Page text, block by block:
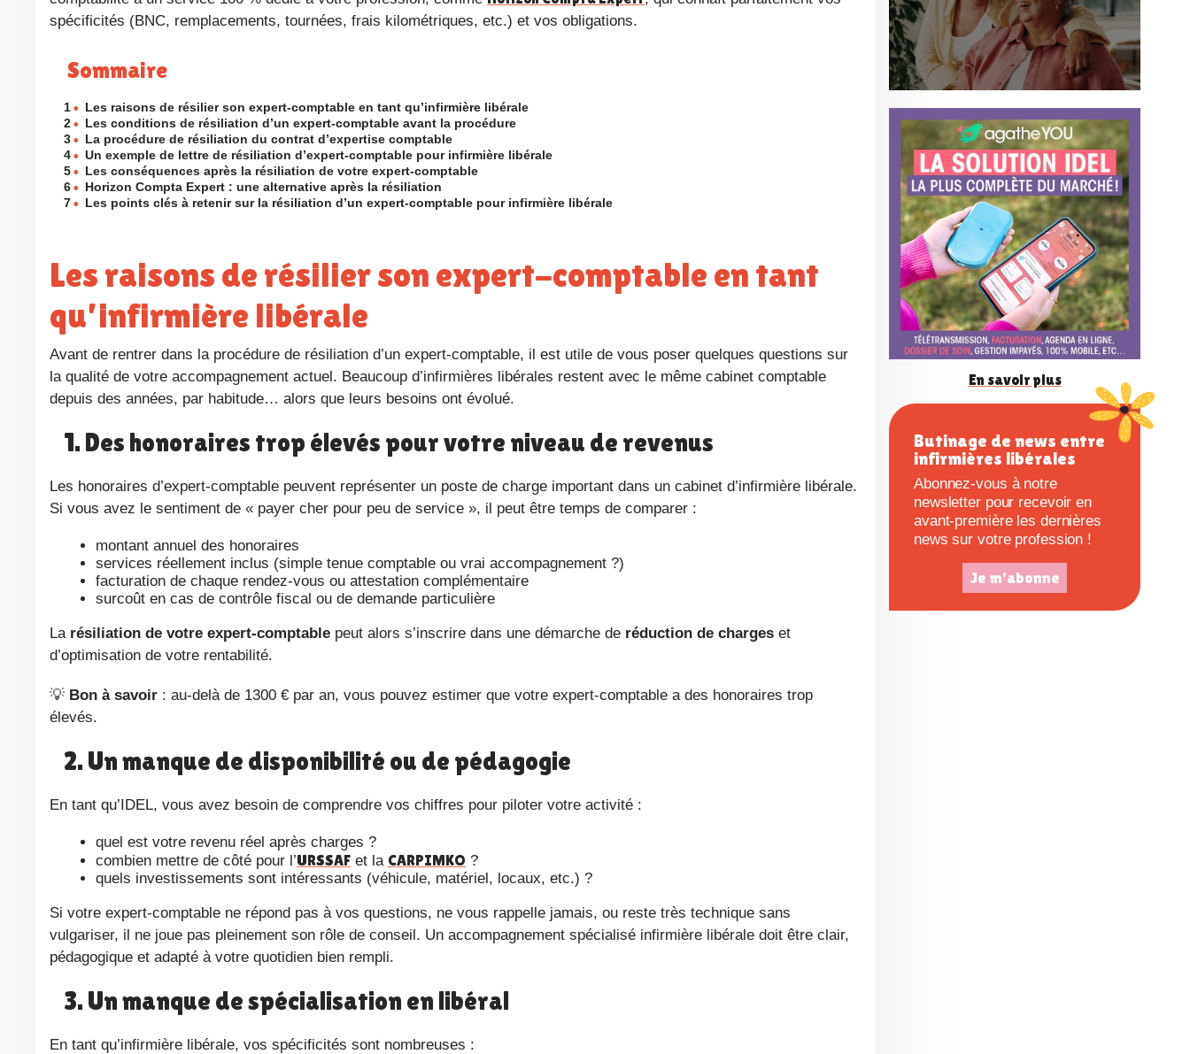
spécificités (BNC, remplacements, tournées, frais kilométriques, etc.) et vos obligations.
Sommaire
1 • Les raisons de résilier son expert-comptable en tant qu’infirmière libérale
2 • Les conditions de résiliation d’un expert-comptable avant la procédure
3 • La procédure de résiliation du contrat d’expertise comptable
4 • Un exemple de lettre de résiliation d’expert-comptable pour infirmière libérale
5 • Les conséquences après la résiliation de votre expert-comptable
6 • Horizon Compta Expert : une alternative après la résiliation
7 • Les points clés à retenir sur la résiliation d’un expert-comptable pour infirmière libérale
Les raisons de résilier son expert-comptable en tant
qu’infirmière libérale
Avant de rentrer dans la procédure de résiliation d’un expert-comptable, il est utile de vous poser quelques questions sur
la qualité de votre accompagnement actuel. Beaucoup d’infirmières libérales restent avec le même cabinet comptable
depuis des années, par habitude… alors que leurs besoins ont évolué.
1. Des honoraires trop élevés pour votre niveau de revenus
Les honoraires d’expert-comptable peuvent représenter un poste de charge important dans un cabinet d’infirmière libérale.
Si vous avez le sentiment de « payer cher pour peu de service », il peut être temps de comparer :
montant annuel des honoraires
services réellement inclus (simple tenue comptable ou vrai accompagnement ?)
facturation de chaque rendez-vous ou attestation complémentaire
surcoût en cas de contrôle fiscal ou de demande particulière
La résiliation de votre expert-comptable peut alors s’inscrire dans une démarche de réduction de charges et
d’optimisation de votre rentabilité.
Bon à savoir : au-delà de 1300 € par an, vous pouvez estimer que votre expert-comptable a des honoraires trop
élevés.
2. Un manque de disponibilité ou de pédagogie
En tant qu’IDEL, vous avez besoin de comprendre vos chiffres pour piloter votre activité :
quel est votre revenu réel après charges ?
combien mettre de côté pour l’URSSAF et la CARPIMKO ?
quels investissements sont intéressants (véhicule, matériel, locaux, etc.) ?
Si votre expert-comptable ne répond pas à vos questions, ne vous rappelle jamais, ou reste très technique sans
vulgariser, il ne joue pas pleinement son rôle de conseil. Un accompagnement spécialisé infirmière libérale doit être clair,
pédagogique et adapté à votre quotidien bien rempli.
3. Un manque de spécialisation en libéral
En tant qu’infirmière libérale, vos spécificités sont nombreuses :
o
n
f
é
r
e
n
e
En savoir plus
Butinage de news entre
infirmières libérales
Abonnez-vous à notre
newsletter pour recevoir en
avant-première les dernières
news sur votre profession !
Je m'abonne